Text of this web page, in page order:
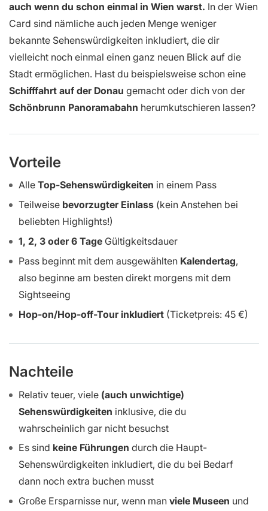
auch wenn du schon einmal in Wien warst. In der Wien
Card sind nämliche auch jeden Menge weniger
bekannte Sehenswürdigkeiten inkludiert, die dir
vielleicht noch einmal einen ganz neuen Blick auf die
Stadt ermöglichen. Hast du beispielsweise schon eine
Schifffahrt auf der Donau gemacht oder dich von der
Schönbrunn Panoramabahn herumkutschieren lassen?
Vorteile
Alle Top-Sehenswürdigkeiten in einem Pass
Teilweise bevorzugter Einlass (kein Anstehen bei
beliebten Highlights!)
1, 2, 3 oder 6 Tage Gültigkeitsdauer
Pass beginnt mit dem ausgewählten Kalendertag,
also beginne am besten direkt morgens mit dem
Sightseeing
Hop-on/Hop-off-Tour inkludiert (Ticketpreis: 45 €)
Nachteile
Relativ teuer, viele (auch unwichtige)
Sehenswürdigkeiten inklusive, die du
wahrscheinlich gar nicht besuchst
Es sind keine Führungen durch die Haupt-
Sehenswürdigkeiten inkludiert, die du bei Bedarf
dann noch extra buchen musst
Große Ersparnisse nur, wenn man viele Museen und